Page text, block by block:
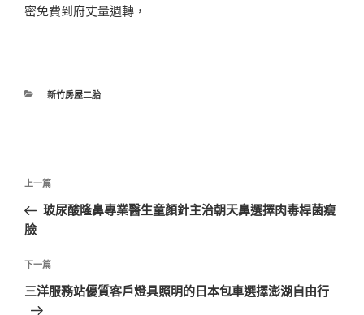
密免費到府丈量週轉，
分
新竹房屋二胎
文
導
覽
上
一
篇
章
上一篇
玻尿酸隆鼻專業醫生童顏針主治朝天鼻選擇肉毒桿菌瘦
臉
下
一
篇
下一篇
三洋服務站優質客戶燈具照明的日本包車選擇澎湖自由行